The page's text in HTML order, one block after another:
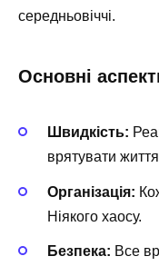
середньовіччі.
Основні
Швидкість:
врятувати
Організація:
Ніякого хаосу.
Безпека: Все